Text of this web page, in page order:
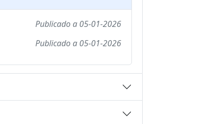
Publicado a 05-01-2026
Publicado a 05-01-2026